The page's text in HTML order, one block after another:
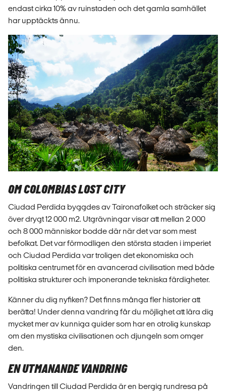
endast cirka 10% av ruinstaden och det gamla samhället
har upptäckts ännu.
OM COLOMBIAS LOST CITY
Ciudad Perdida byggdes av Taironafolket och sträcker sig
över drygt 12 000 m2. Utgrävningar visar att mellan 2 000
och 8 000 människor bodde där när det var som mest
befolkat. Det var förmodligen den största staden i imperiet
och Ciudad Perdida var troligen det ekonomiska och
politiska centrumet för en avancerad civilisation med både
politiska strukturer och imponerande tekniska färdigheter.
Känner du dig nyfiken? Det finns många fler historier att
berätta! Under denna vandring får du möjlighet att lära dig
mycket mer av kunniga guider som har en otrolig kunskap
om den mystiska civilisationen och djungeln som omger
den.
EN UTMANANDE VANDRING
Vandringen till Ciudad Perdida är en bergig rundresa på